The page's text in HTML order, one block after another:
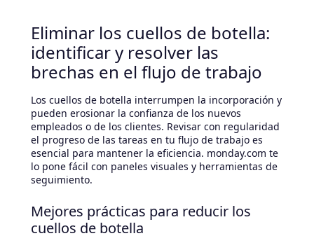
Eliminar los cuellos de botella:
identificar y resolver las
brechas en el flujo de trabajo
Los cuellos de botella interrumpen la incorporación y
pueden erosionar la confianza de los nuevos
empleados o de los clientes. Revisar con regularidad
el progreso de las tareas en tu flujo de trabajo es
esencial para mantener la eficiencia. monday.com te
lo pone fácil con paneles visuales y herramientas de
seguimiento.
Mejores prácticas para reducir los
cuellos de botella